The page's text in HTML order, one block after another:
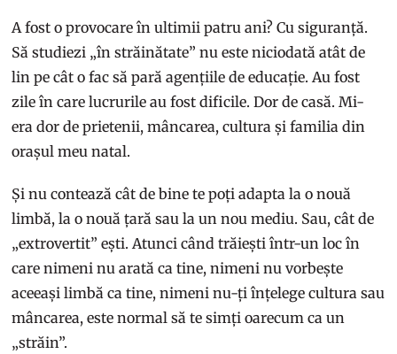
A fost o provocare în ultimii patru ani? Cu siguranță.
Să studiezi „în străinătate” nu este niciodată atât de
lin pe cât o fac să pară agențiile de educație. Au fost
zile în care lucrurile au fost dificile. Dor de casă. Mi-
era dor de prietenii, mâncarea, cultura și familia din
orașul meu natal.
Și nu contează cât de bine te poți adapta la o nouă
limbă, la o nouă țară sau la un nou mediu. Sau, cât de
„extrovertit” ești. Atunci când trăiești într-un loc în
care nimeni nu arată ca tine, nimeni nu vorbește
aceeași limbă ca tine, nimeni nu-ți înțelege cultura sau
mâncarea, este normal să te simți oarecum ca un
„străin”.